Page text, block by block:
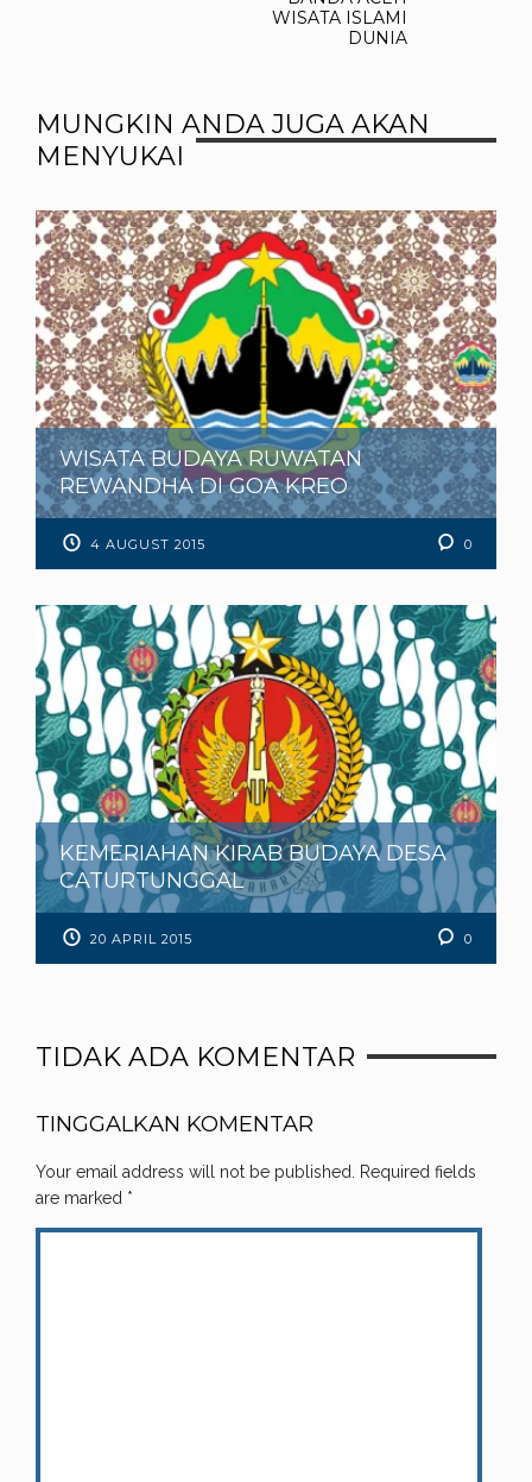
WISATA ISLAMI
DUNIA
MUNGKIN ANDA JUGA AKAN
MENYUKAI
WISATA BUDAYA RUWATAN
REWANDHA DI GOA KREO
4 AUGUST 2015 0
KEMERIAHAN KIRAB BUDAYA DESA
CATURTUNGGAL
20 APRIL 2015 0
TIDAK ADA KOMENTAR
TINGGALKAN KOMENTAR
Your email address will not be published.
Required fields
are marked *